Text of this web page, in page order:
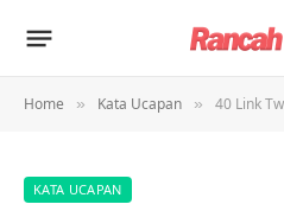
Home » Kata Ucapan » 40 Link
KATA UCAPAN